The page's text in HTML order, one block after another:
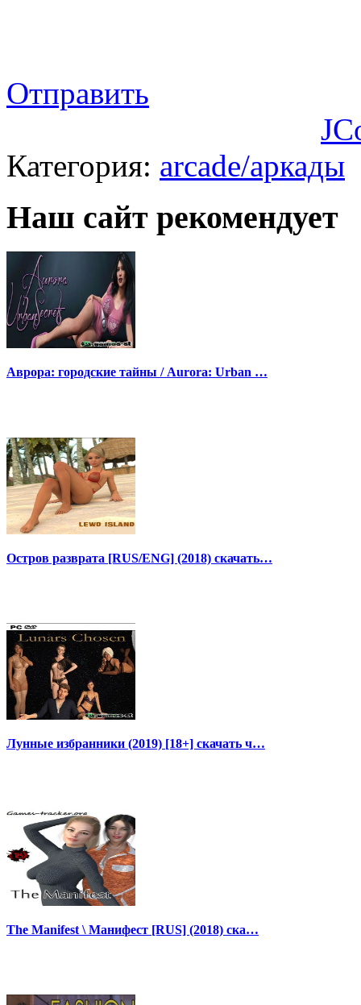
Отправить
Категория: arcade/аркады
Наш сайт рекомендует
Аврора: городские тайны / Aurora: Urban …
Остров разврата [RUS/ENG] (2018) скачать…
Лунные избранники (2019) [18+] скачать ч…
The Manifest \ Манифест [RUS] (2018) ска…